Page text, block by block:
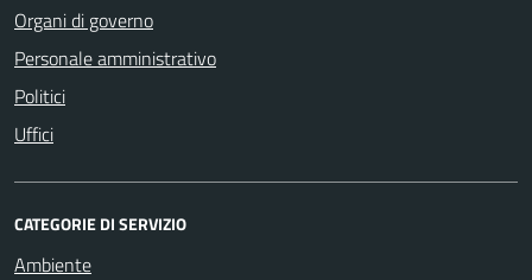
Organi di governo
Personale amministrativo
Politici
Uffici
CATEGORIE DI SERVIZIO
Ambiente